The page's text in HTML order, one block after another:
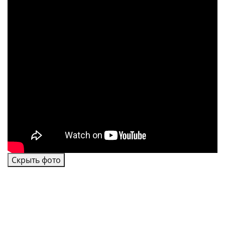
Скрыть фото